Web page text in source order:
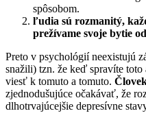
spôsobom.
ľudia sú rozmanitý,
prežívame svoje bytie
Preto v psychológií neexistujú
snažili) tzn. že keď spravíte
viesť k tomuto a tomuto.
zjednodušujúce očakávať, že
dlhotrvajúcejšie depresívne